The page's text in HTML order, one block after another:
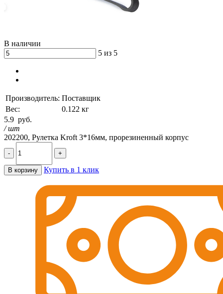
В наличии
5 из 5
Производитель: Поставщик
Вес:
0.122 кг
5.9 руб.
/ шт
202200, Рулетка Kroft 3*16мм, прорезиненный корпус
- +
В корзину Купить в 1 клик